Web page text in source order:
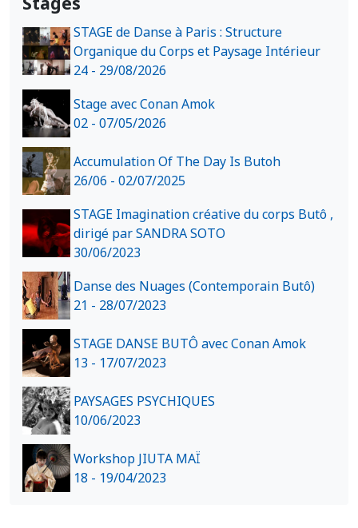
STAGE de Danse à Paris : Structure
Organique du Corps et Paysage Intérieur
24 - 29/08/2026
Stage avec Conan Amok
02 - 07/05/2026
Accumulation Of The Day Is Butoh
26/06 - 02/07/2025
STAGE Imagination créative du corps Butô ,
dirigé par SANDRA SOTO
30/06/2023
Danse des Nuages (Contemporain Butô)
21 - 28/07/2023
STAGE DANSE BUTÔ avec Conan Amok
13 - 17/07/2023
PAYSAGES PSYCHIQUES
10/06/2023
Workshop JIUTA MAÏ
18 - 19/04/2023